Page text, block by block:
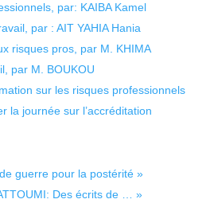
par: KAIBA Kamel
par : AIT YAHIA Hania
risques pros, par M. KHIMA
par M. BOUKOU
sur les risques professionnels
la journée sur l’accréditation
guerre pour la postérité »
Des écrits de … »